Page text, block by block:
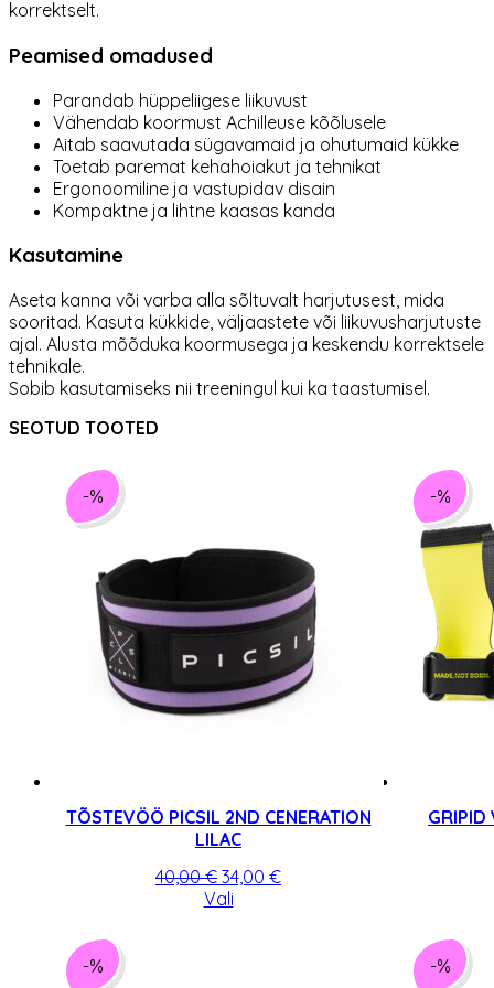
korrektselt.
Peamised omadused
Parandab hüppeliigese liikuvust
Vähendab koormust Achilleuse kõõlusele
Aitab saavutada sügavamaid ja ohutumaid kükke
Toetab paremat kehahoiakut ja tehnikat
Ergonoomiline ja vastupidav disain
Kompaktne ja lihtne kaasas kanda
Kasutamine
Aseta kanna või varba alla sõltuvalt harjutusest, mida
sooritad. Kasuta kükkide, väljaastete või liikuvusharjutuste
ajal. Alusta mõõduka koormusega ja keskendu korrektsele
tehnikale.
Sobib kasutamiseks nii treeningul kui ka taastumisel.
SEOTUD TOOTED
-%
TÕSTEVÖÖ PICSIL 2ND CENERATION
LILAC
40,00€ Algne
hind
34,00 €Praegune
ValiSellel
-%
GRIPID
-% -%